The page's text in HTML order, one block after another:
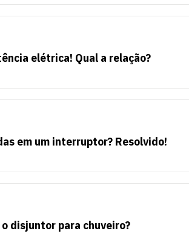
elétrica! Qual a relação?
em um interruptor? Resolvido!
disjuntor para chuveiro?